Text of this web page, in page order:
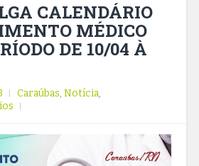
CALENDÁRIO
MÉDICO
DE 10/04 À
Caraúbas, Notícia,